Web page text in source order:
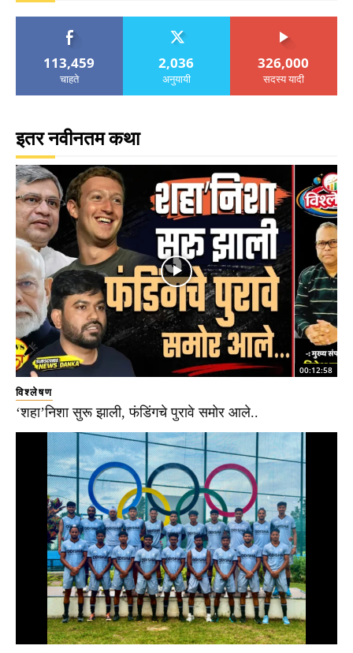
113,459
चाहते
2,036
अनुयायी
326,000
सदस्य यादी
इतर नवीनतम कथा
00:12:58
विश्लेषण
‘शहा’निशा सुरू झाली, फंडिंगचे पुरावे समोर आले..